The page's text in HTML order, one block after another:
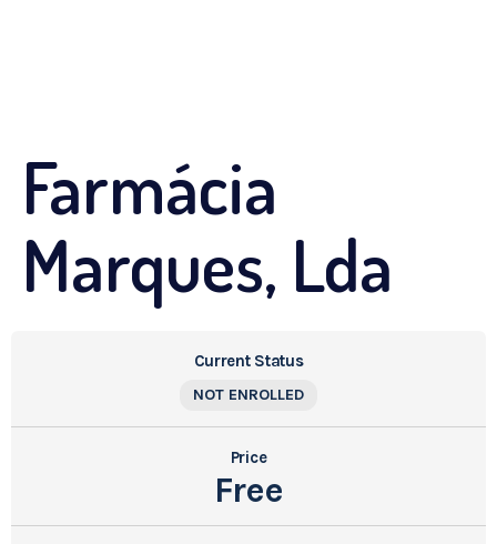
Farmácia
Marques, Lda
Current Status
NOT ENROLLED
Price
Free